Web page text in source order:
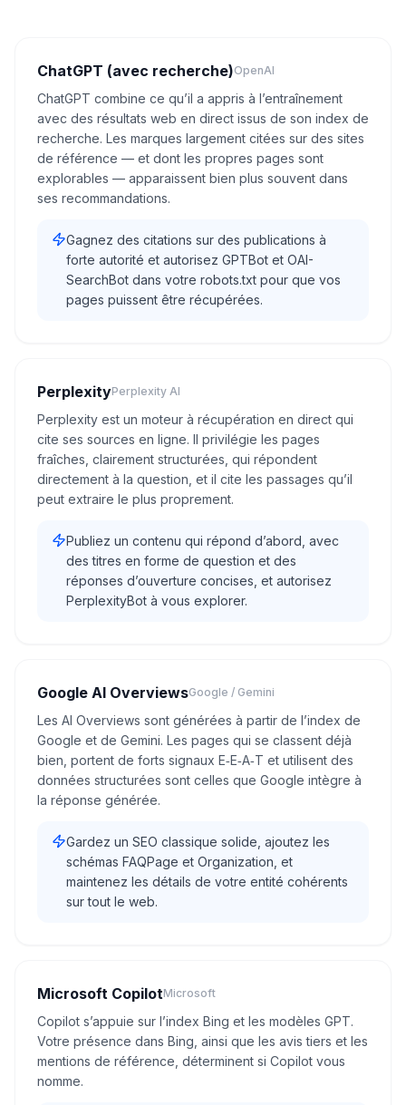
ChatGPT (avec recherche)OpenAI
ChatGPT combine ce qu’il a appris à l’entraînement
avec des résultats web en direct issus de son index de
recherche. Les marques largement citées sur des sites
de référence — et dont les propres pages sont
explorables — apparaissent bien plus souvent dans
ses recommandations.
Gagnez des citations sur des publications à
forte autorité et autorisez GPTBot et OAI-
SearchBot dans votre robots.txt pour que vos
pages puissent être récupérées.
PerplexityPerplexity AI
Perplexity est un moteur à récupération en direct qui
cite ses sources en ligne. Il privilégie les pages
fraîches, clairement structurées, qui répondent
directement à la question, et il cite les passages qu’il
peut extraire le plus proprement.
Publiez un contenu qui répond d’abord, avec
des titres en forme de question et des
réponses d’ouverture concises, et autorisez
PerplexityBot à vous explorer.
Google AI OverviewsGoogle / Gemini
Les AI Overviews sont générées à partir de l’index de
Google et de Gemini. Les pages qui se classent déjà
bien, portent de forts signaux E‑E‑A‑T et utilisent des
données structurées sont celles que Google intègre à
la réponse générée.
Gardez un SEO classique solide, ajoutez les
schémas FAQPage et Organization, et
maintenez les détails de votre entité cohérents
sur tout le web.
Microsoft CopilotMicrosoft
Copilot s’appuie sur l’index Bing et les modèles GPT.
Votre présence dans Bing, ainsi que les avis tiers et les
mentions de référence, déterminent si Copilot vous
nomme.